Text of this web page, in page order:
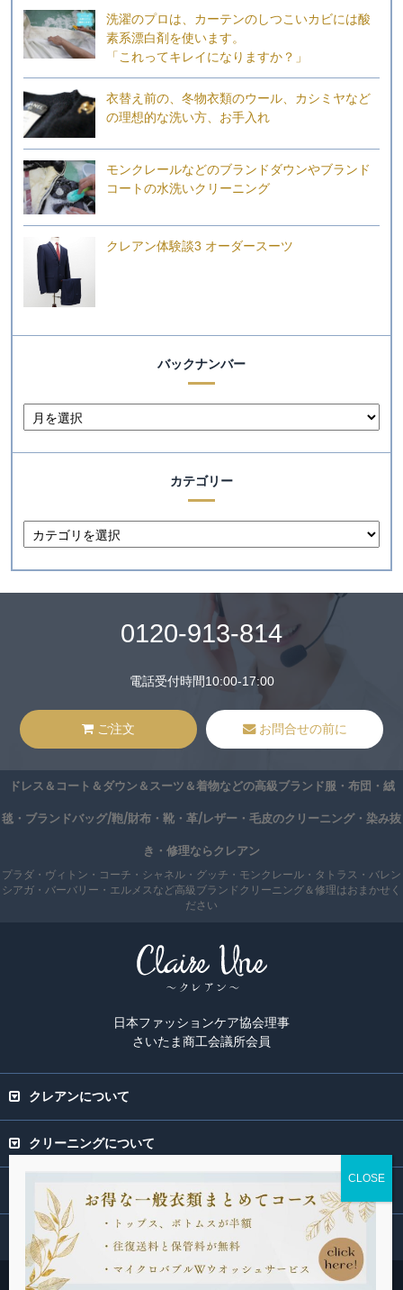
洗濯のプロは、カーテンのしつこいカビには酸
素系漂白剤を使います。
「これってキレイになりますか？」
衣替え前の、冬物衣類のウール、カシミヤなど
の理想的な洗い方、お手入れ
モンクレールなどのブランドダウンやブランド
コートの水洗いクリーニング
クレアン体験談3 オーダースーツ
バックナンバー
カテゴリー
0120-913-814
電話受付時間10:00-17:00
ご注文 お問合せの前に
ドレス＆コート＆ダウン＆スーツ＆着物などの高級ブランド服・布団・絨
毯・ブランドバッグ/鞄/財布・靴・革/レザー・毛皮のクリーニング・染み抜
き・修理ならクレアン
プラダ・ヴィトン・コーチ・シャネル・グッチ・モンクレール・タトラス・バレン
シアガ・バーバリー・エルメスなど高級ブランドクリーニング＆修理はおまかせく
ださい
日本ファッションケア協会理事
さいたま商工会議所会員
クレアンについて
クリーニングについて
専門ページ
関連サービス